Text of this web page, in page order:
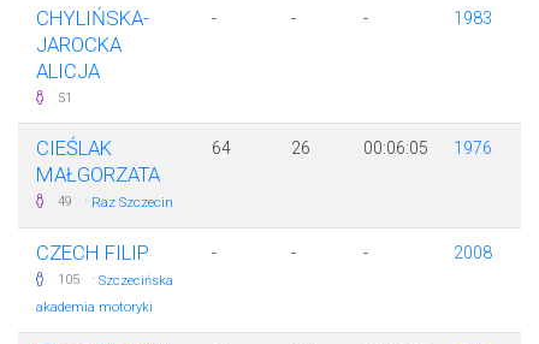
CHYLIŃSKA-
JAROCKA
ALICJA
51
- - - 1983
CIEŚLAK
MAŁGORZATA
49 · Raz Szczecin
64 26 00:06:05 1976
CZECH FILIP
105 · Szczecińska
akademia motoryki
- - - 2008